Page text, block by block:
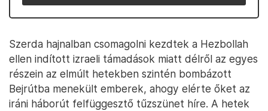
Szerda hajnalban csomagolni kezdtek a Hezbollah
ellen indított izraeli támadások miatt délről az egyes
részein az elmúlt hetekben szintén bombázott
Bejrútba menekült emberek, ahogy elérte őket az
iráni háborút felfüggesztő tűzszünet híre. A hetek